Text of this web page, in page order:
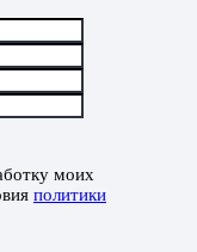
моих
политики